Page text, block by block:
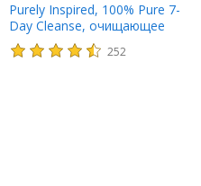
Purely Inspired, 100% Pure 7-
Day Cleanse, очищающее
средство, 42 легко
проглатываемые252